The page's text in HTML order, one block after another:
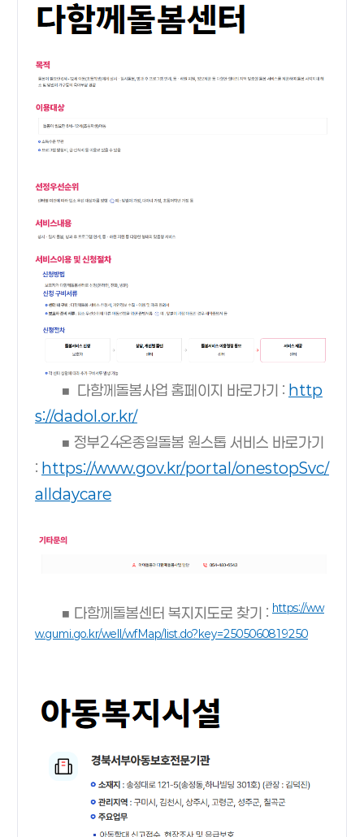
■ 다함께돌봄사업 홈페이지 바로가기 : http
s://dadol.or.kr/
■ 정부24온종일돌봄 원스톱 서비스 바로가기
: https://www.gov.kr/portal/onestopSvc/
alldaycare
■ 다함께돌봄센터 복지지도로 찾기 : https://ww
w.gumi.go.kr/well/wfMap/list.do?key=2505060819250